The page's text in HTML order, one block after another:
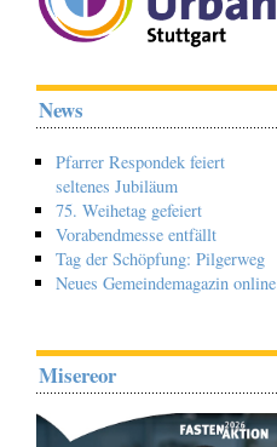
News
Pfarrer Respondek feiert
seltenes Jubiläum
75. Weihetag gefeiert
Vorabendmesse entfällt
Tag der Schöpfung: Pilgerweg
Neues Gemeindemagazin online
Misereor